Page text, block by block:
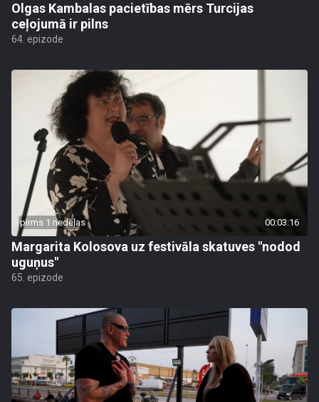
Olgas Kambalas pacietības mērs Turcijas
ceļojumā ir pilns
64. epizode
pirms 1 nedēļas 00:03:16
Margarita Kolosova uz festivāla skatuves "nodod
uguņus"
65. epizode